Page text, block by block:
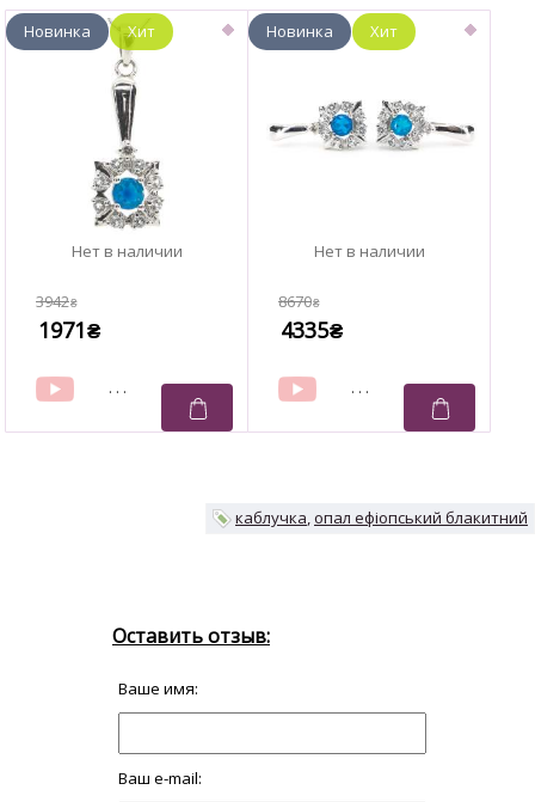
3942₴
1971₴
8670₴
4335₴
каблучка опал ефіопський блакитний